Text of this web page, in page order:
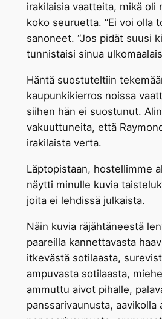
irakilaisia vaatteita, mikä oli
koko seuruetta. “Ei voi olla
sanoneet. “Jos pidät suusi
tunnistaisi sinua
Häntä suostuteltiin
kaupunkikierros noissa
siihen hän ei suostunut.
vakuuttuneita, että
irakilaista verta.
Läptopistaan, hostellimme
näytti minulle kuvia
joita ei lehdissä julkaista.
Näin kuvia räjähtäneestä
paareilla kannettavasta
itkevästä sotilaasta,
ampuvasta sotilaasta,
ammuttu aivot pihalle,
panssarivaunusta, aavikolla